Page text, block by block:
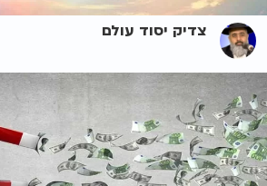
צדיק יסוד עולם